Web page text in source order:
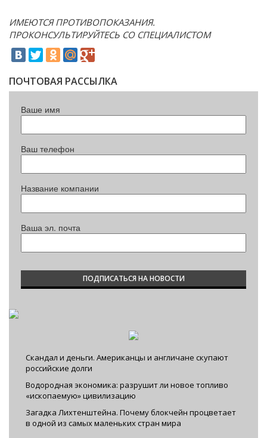
ИМЕЮТСЯ ПРОТИВОПОКАЗАНИЯ.
ПРОКОНСУЛЬТИРУЙТЕСЬ СО СПЕЦИАЛИСТОМ
ПОЧТОВАЯ РАССЫЛКА
Ваше имя
Ваш телефон
Название компании
Ваша эл. почта
Скандал и деньги. Американцы и англичане скупают
российские долги
Водородная экономика: разрушит ли новое топливо
«ископаемую» цивилизацию
Загадка Лихтенштейна. Почему блокчейн процветает
в одной из самых маленьких стран мира